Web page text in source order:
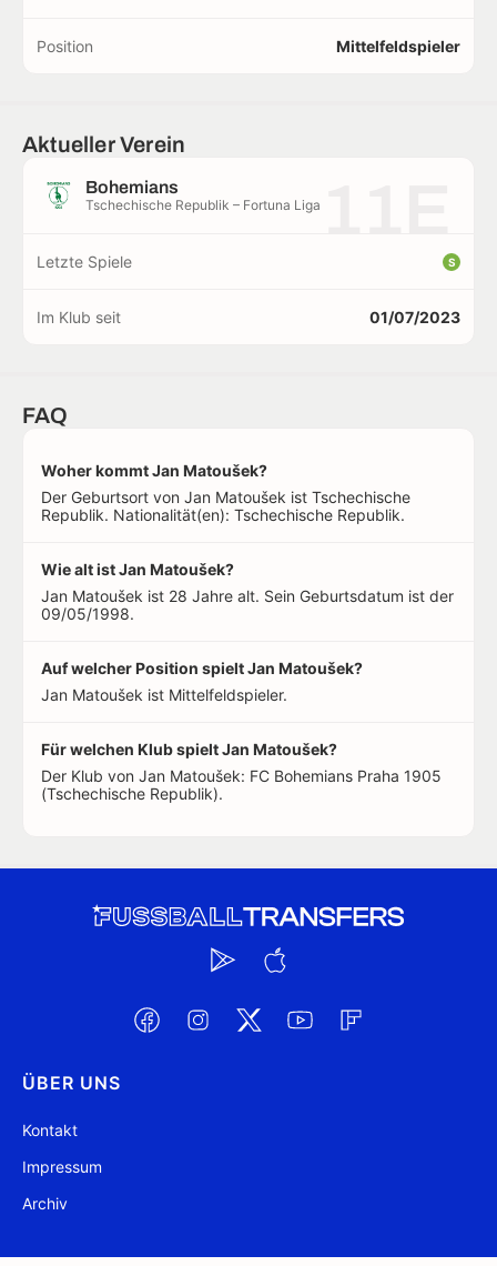
Position Mittelfeldspieler
Aktueller Verein
Bohemians
Tschechische Republik – Fortuna Liga
Letzte Spiele S
Im Klub seit 01/07/2023
FAQ
Woher kommt Jan Matoušek?
Der Geburtsort von Jan Matoušek ist Tschechische
Republik. Nationalität(en): Tschechische Republik.
Wie alt ist Jan Matoušek?
Jan Matoušek ist 28 Jahre alt. Sein Geburtsdatum ist der
09/05/1998.
Auf welcher Position spielt Jan Matoušek?
Jan Matoušek ist Mittelfeldspieler.
Für welchen Klub spielt Jan Matoušek?
Der Klub von Jan Matoušek: FC Bohemians Praha 1905
(Tschechische Republik).
ÜBER UNS
Kontakt
Impressum
Archiv